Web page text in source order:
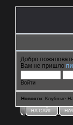
Добро
Вам не пришло
Войти
Новости: Клубные
НА САЙТ